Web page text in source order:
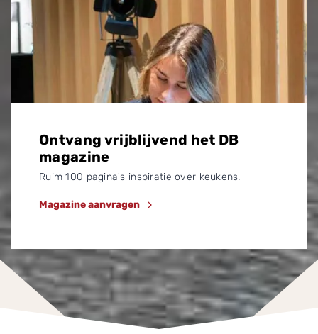
Ontvang vrijblijvend het DB
magazine
Ruim 100 pagina's inspiratie over keukens.
Magazine aanvragen